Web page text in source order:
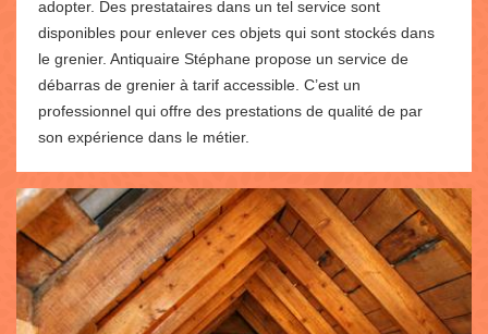
adopter. Des prestataires dans un tel service sont
disponibles pour enlever ces objets qui sont stockés dans
le grenier. Antiquaire Stéphane propose un service de
débarras de grenier à tarif accessible. C’est un
professionnel qui offre des prestations de qualité de par
son expérience dans le métier.